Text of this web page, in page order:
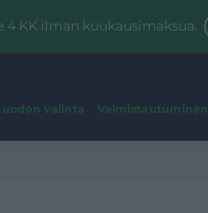
KK ilman kuukausimaksua.
valinta Valmistautuminen